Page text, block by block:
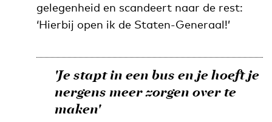
gelegenheid en scandeert naar de rest:
‘Hierbij open ik de Staten-Generaal!’
'Je stapt in een bus en je hoeft je
nergens meer zorgen over te
maken'